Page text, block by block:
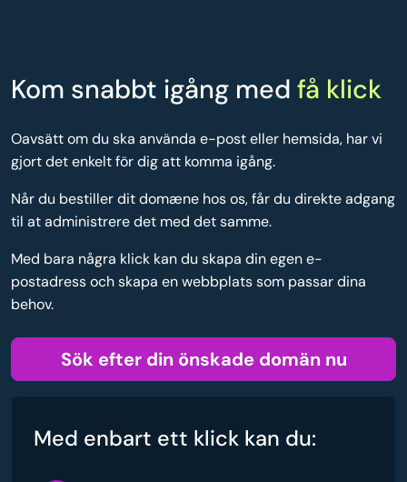
Kom snabbt igång med få klick
Oavsätt om du ska använda e-post eller hemsida, har vi
gjort det enkelt för dig att komma igång.
Når du bestiller dit domæne hos os, får du direkte adgang
til at administrere det med det samme.
Med bara några klick kan du skapa din egen e-
postadress och skapa en webbplats som passar dina
behov.
Sök efter din önskade domän nu
Med enbart ett klick kan du: